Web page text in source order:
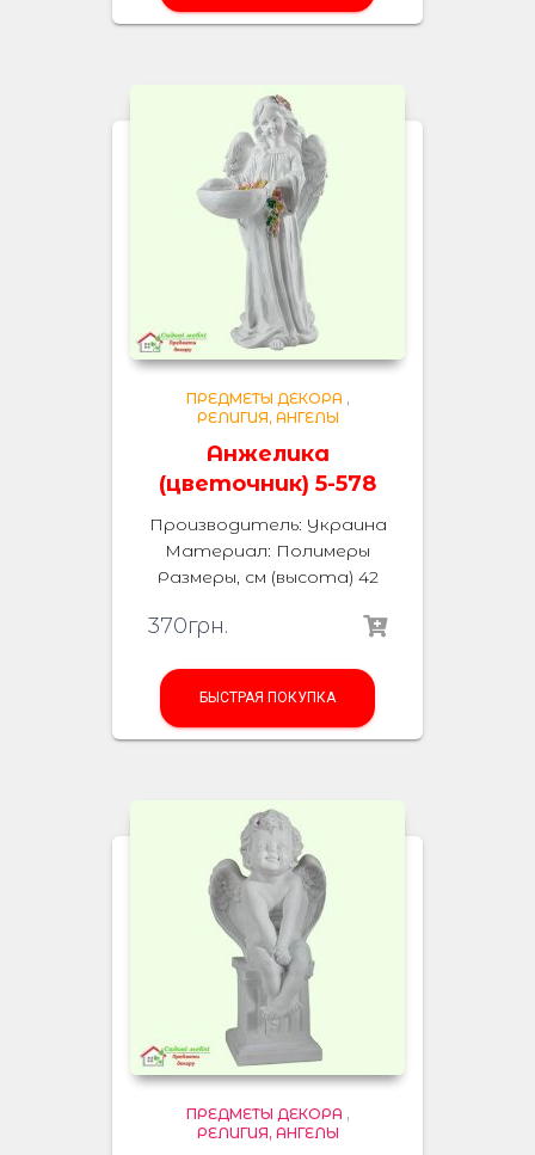
ПРЕДМЕТЫ ДЕКОРА ,
РЕЛИГИЯ, АНГЕЛЫ
Анжелика
(цветочник) 5-578
Производитель: Украина
Материал: Полимеры
Размеры, см (высота) 42
370грн.
БЫСТРАЯ ПОКУПКА
ПРЕДМЕТЫ ДЕКОРА ,
РЕЛИГИЯ, АНГЕЛЫ